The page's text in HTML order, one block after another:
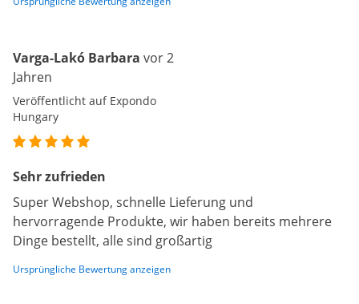
Varga-Lakó Barbara vor 2
Jahren
Veröffentlicht auf Expondo
Hungary
Sehr zufrieden
Super Webshop, schnelle Lieferung und
hervorragende Produkte, wir haben bereits mehrere
Dinge bestellt, alle sind großartig
Ursprüngliche Bewertung anzeigen